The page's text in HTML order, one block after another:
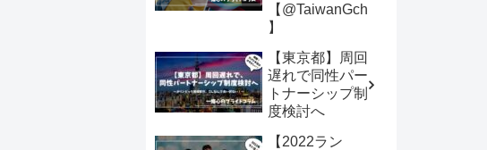
【@TaiwanGch
】
【東京都】周回
遅れで同性パー
トナーシップ制
度検討へ
【2022ラン